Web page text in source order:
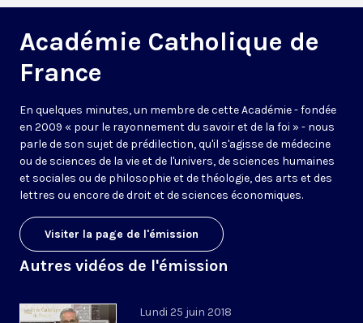
Académie Catholique de
France
En quelques minutes, un membre de cette Académie - fondée
en 2009 « pour le rayonnement du savoir et de la foi » - nous
parle de son sujet de prédilection, qu'il s'agisse de médecine
ou de sciences de la vie et de l'univers, de sciences humaines
et sociales ou de philosophie et de théologie, des arts et des
lettres ou encore de droit et de sciences économiques.
Visiter la page de l'émission
Autres vidéos de l'émission
Lundi 25 juin 2018